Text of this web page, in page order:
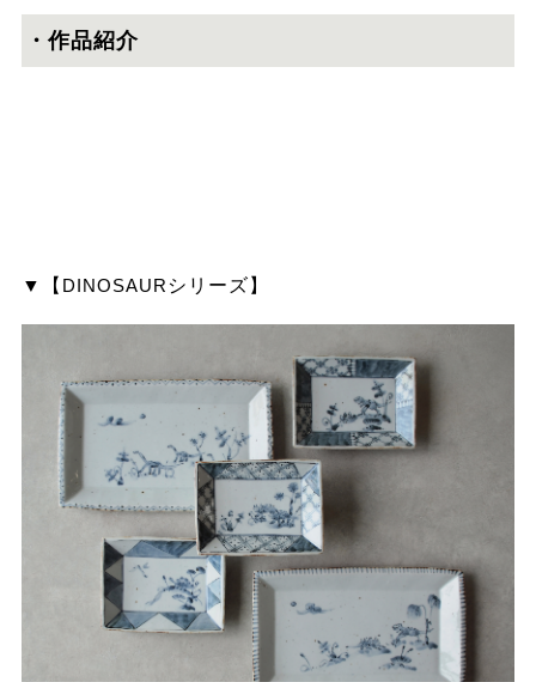
・作品紹介
▼【 DINOSAUR シリーズ】